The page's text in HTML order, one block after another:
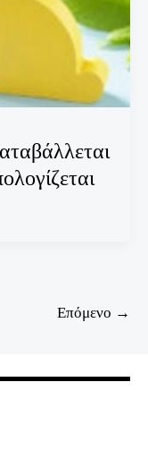
Επόμενο →